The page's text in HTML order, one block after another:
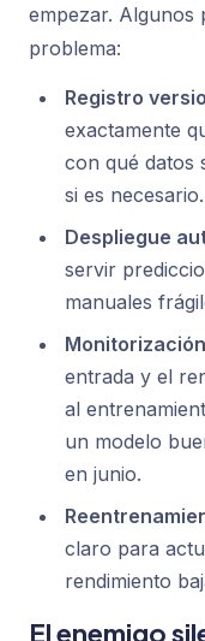
empezar. Algunos
problema:
Registro
exactamente
con qué datos
si es necesario.
Despliegue
servir
manuales
entrada y el
al
un modelo
en junio.
claro para
rendimiento
El enemigo